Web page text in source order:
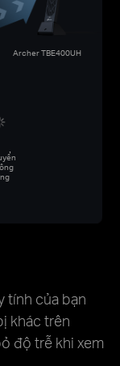
Archer TBE400UH
tính của bạn
khác trên
độ trễ khi xem